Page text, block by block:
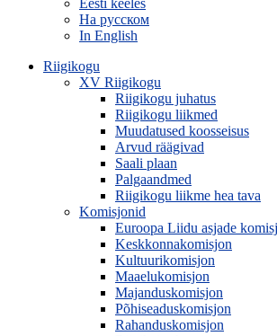
На русском
In English
Riigikogu
XV Riigikogu
Riigikogu juhatus
Riigikogu liikmed
Muudatused koosseisus
Arvud räägivad
Saali plaan
Palgaandmed
Riigikogu liikme hea tava
Komisjonid
Euroopa Liidu asjade
Keskkonnakomisjon
Kultuurikomisjon
Maaelukomisjon
Majanduskomisjon
Põhiseaduskomisjon
Rahanduskomisjon